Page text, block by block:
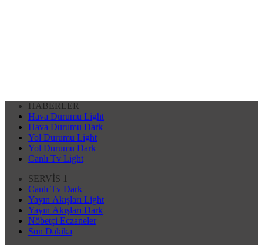
HABERLER
Hava Durumu Light
Hava Durumu Dark
Yol Durumu Light
Yol Durumu Dark
Canlı Tv Light
SERVİS 1
Canlı Tv Dark
Yayın Akışları Light
Yayın Akışları Dark
Nöbetçi Eczaneler
Son Dakika